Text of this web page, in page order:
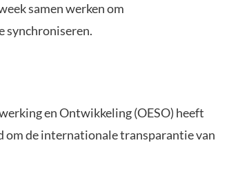
samen werken om
synchroniseren.
en Ontwikkeling (OESO) heeft
om de internationale transparantie van